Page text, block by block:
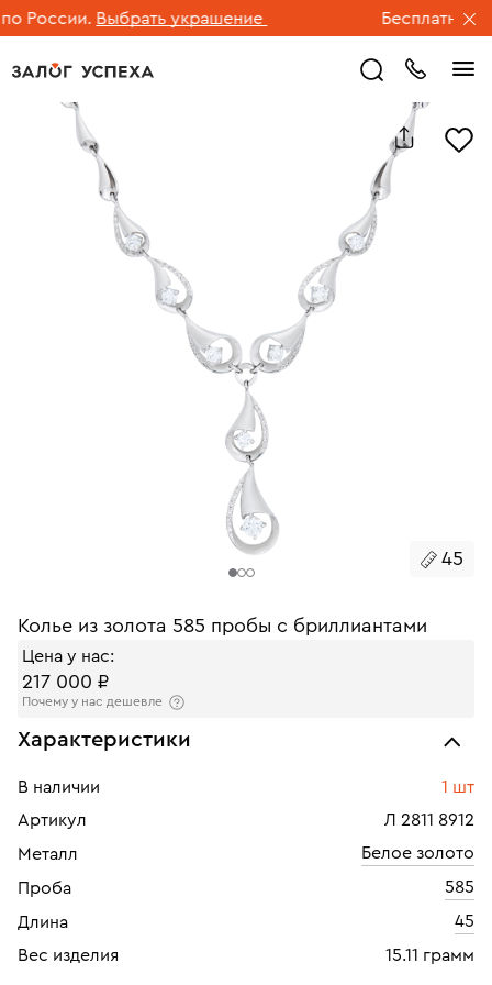
России. Выбрать украшение Бесплатная
45
Колье из золота 585 пробы с бриллиантами
Цена у нас:
217 000 ₽
Почему у нас дешевле
Характеристики
В наличии
1 шт
Артикул
Л 2811 8912
Металл
Белое золото
Проба
585
Длина
45
Вес изделия
15.11 грамм